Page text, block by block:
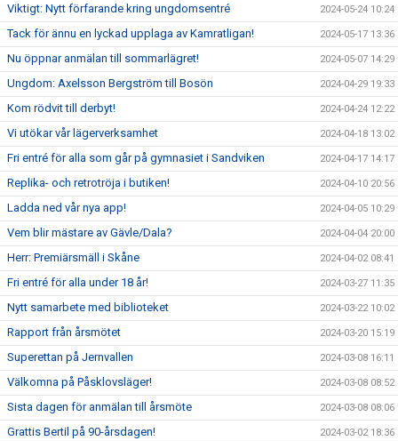
Viktigt: Nytt förfarande kring ungdomsentré 2024-05-24 10:24
Tack för ännu en lyckad upplaga av Kamratligan! 2024-05-17 13:36
Nu öppnar anmälan till sommarlägret! 2024-05-07 14:29
Ungdom: Axelsson Bergström till Bosön 2024-04-29 19:33
Kom rödvit till derbyt! 2024-04-24 12:22
Vi utökar vår lägerverksamhet 2024-04-18 13:02
Fri entré för alla som går på gymnasiet i Sandviken 2024-04-17 14:17
Replika- och retrotröja i butiken! 2024-04-10 20:56
Ladda ned vår nya app! 2024-04-05 10:29
Vem blir mästare av Gävle/Dala? 2024-04-04 20:00
Herr: Premiärsmäll i Skåne 2024-04-02 08:41
Fri entré för alla under 18 år! 2024-03-27 11:35
Nytt samarbete med biblioteket 2024-03-22 10:02
Rapport från årsmötet 2024-03-20 15:19
Superettan på Jernvallen 2024-03-08 16:11
Välkomna på Påsklovsläger! 2024-03-08 08:52
Sista dagen för anmälan till årsmöte 2024-03-08 08:06
Grattis Bertil på 90-årsdagen! 2024-03-02 18:36